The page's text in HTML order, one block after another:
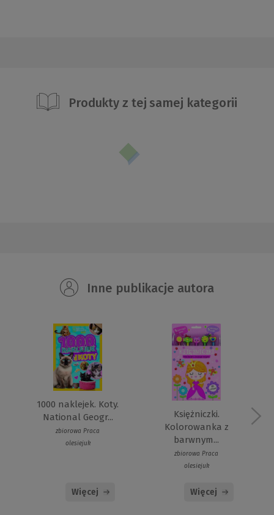
Produkty z tej samej kategorii
Inne publikacje autora
1000 naklejek. Koty.
National Geogr...
zbiorowa Praca
olesiejuk
Więcej
Księżniczki.
Kolorowanka z
barwnym...
zbiorowa Praca
olesiejuk
Więcej